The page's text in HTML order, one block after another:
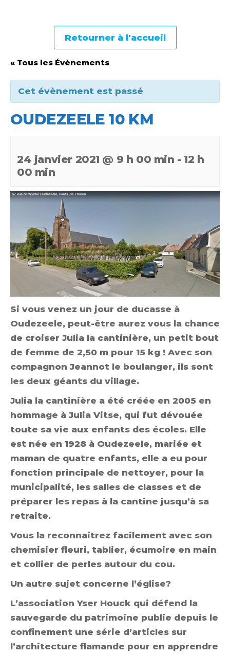
Retourner à l'accueil
« Tous les Évènements
Cet évènement est passé
OUDEZEELE 10 KM
24 janvier 2021 @ 9 h 00 min -12 h
00 min
Si vous venez un jour de ducasse à
Oudezeele, peut-être aurez vous la chance
de croiser Julia la cantinière, un petit bout
de femme de 2,50 m pour 15 kg ! Avec son
compagnon Jeannot le boulanger, ils sont
les deux géants du village.
Julia la cantinière a été créée en 2005 en
hommage à Julia Vitse, qui fut dévouée
toute sa vie aux enfants des écoles. Elle
est née en 1928 à Oudezeele, mariée et
maman de quatre enfants, elle a eu pour
fonction principale de nettoyer, pour la
municipalité, les salles de classes et de
préparer les repas à la cantine jusqu’à sa
retraite.
Vous la reconnaitrez facilement avec son
chemisier fleuri, tablier, écumoire en main
et collier de perles autour du cou.
Un autre sujet concerne l’église?
L’association Yser Houck qui défend la
sauvegarde du patrimoine publie depuis le
confinement une série d’articles sur
l’architecture flamande pour en apprendre